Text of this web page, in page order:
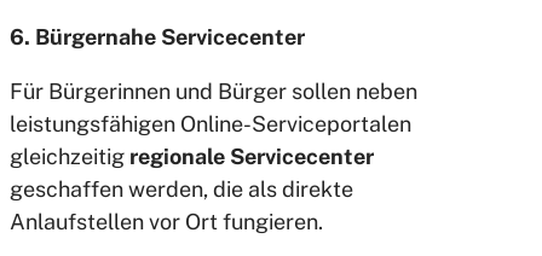
6. Bürgernahe Servicecenter
Für Bürgerinnen und Bürger sollen neben
leistungsfähigen Online-Serviceportalen
gleichzeitig regionale Servicecenter
geschaffen werden, die als direkte
Anlaufstellen vor Ort fungieren.